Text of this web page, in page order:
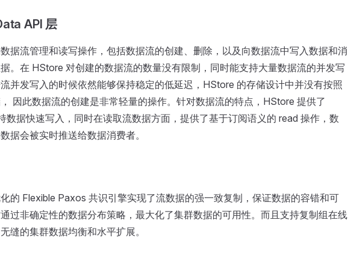
API 层
据流管理和读写操作，包括数据流的创建、删除，以及向数据流中写入数据和消
。在 HStore 对创建的数据流的数量没有限制，同时能支持大量数据流的并发写
并发写入的时候依然能够保持稳定的低延迟，HStore 的存储设计中并没有按照
因此数据流的创建是非常轻量的操作。针对数据流的特点，HStore 提供了
数据快速写入，同时在读取流数据方面，提供了基于订阅语义的 read 操作，数
据会被实时推送给数据消费者。
的 Flexible Paxos 共识引擎实现了流数据的强一致复制，保证数据的容错和可
过非确定性的数据分布策略，最大化了集群数据的可用性。而且支持复制组在线
缝的集群数据均衡和水平扩展。